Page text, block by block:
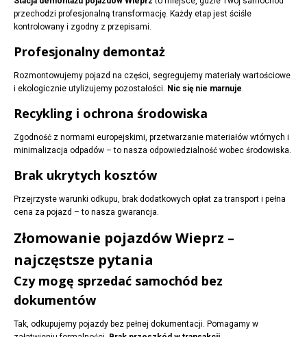
przechodzi profesjonalną transformację. Każdy etap jest ściśle
kontrolowany i zgodny z przepisami.
Profesjonalny demontaż
Rozmontowujemy pojazd na części, segregujemy materiały wartościowe
i ekologicznie utylizujemy pozostałości. Nic się nie marnuje.
Recykling i ochrona środowiska
Zgodność z normami europejskimi, przetwarzanie materiałów wtórnych i
minimalizacja odpadów – to nasza odpowiedzialność wobec środowiska.
Brak ukrytych kosztów
Przejrzyste warunki odkupu, brak dodatkowych opłat za transport i pełna
cena za pojazd – to nasza gwarancja.
Złomowanie pojazdów Wieprz –
najczęstsze pytania
Czy mogę sprzedać samochód bez
dokumentów
Tak, odkupujemy pojazdy bez pełnej dokumentacji. Pomagamy w